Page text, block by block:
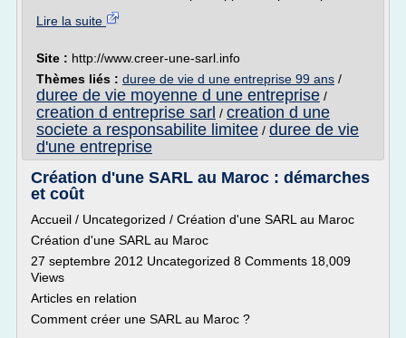
Lire la suite
Site : http://www.creer-une-sarl.info
Thèmes liés : duree de vie d une entreprise 99 ans /
duree de vie moyenne d une entreprise /
creation d entreprise sarl / creation d une
societe a responsabilite limitee / duree de vie
d'une entreprise
Création d'une SARL au Maroc : démarches
et coût
Accueil / Uncategorized / Création d'une SARL au Maroc
Création d'une SARL au Maroc
27 septembre 2012 Uncategorized 8 Comments 18,009
Views
Articles en relation
Comment créer une SARL au Maroc ?